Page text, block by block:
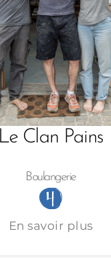
Le Clan Pains
Boulangerie
En savoir plus